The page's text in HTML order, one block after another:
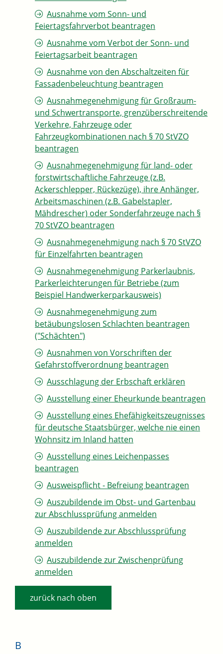
Ausnahme vom Sonn- und
Feiertagsfahrverbot beantragen
Ausnahme vom Verbot der Sonn- und
Feiertagsarbeit beantragen
Ausnahme von den Abschaltzeiten für
Fassadenbeleuchtung beantragen
Ausnahmegenehmigung für Großraum-
und Schwertransporte, grenzüberschreitende
Verkehre, Fahrzeuge oder
Fahrzeugkombinationen nach § 70 StVZO
beantragen
Ausnahmegenehmigung für land- oder
forstwirtschaftliche Fahrzeuge (z.B.
Ackerschlepper, Rückezüge), ihre Anhänger,
Arbeitsmaschinen (z.B. Gabelstapler,
Mähdrescher) oder Sonderfahrzeuge nach §
70 StVZO beantragen
Ausnahmegenehmigung nach § 70 StVZO
für Einzelfahrten beantragen
Ausnahmegenehmigung Parkerlaubnis,
Parkerleichterungen für Betriebe (zum
Beispiel Handwerkerparkausweis)
Ausnahmegenehmigung zum
betäubungslosen Schlachten beantragen
("Schächten")
Ausnahmen von Vorschriften der
Gefahrstoffverordnung beantragen
Ausschlagung der Erbschaft erklären
Ausstellung einer Eheurkunde beantragen
Ausstellung eines Ehefähigkeitszeugnisses
für deutsche Staatsbürger, welche nie einen
Wohnsitz im Inland hatten
Ausstellung eines Leichenpasses
beantragen
Ausweispflicht - Befreiung beantragen
Auszubildende im Obst- und Gartenbau
zur Abschlussprüfung anmelden
Auszubildende zur Abschlussprüfung
anmelden
Auszubildende zur Zwischenprüfung
anmelden
zurück nach oben
B